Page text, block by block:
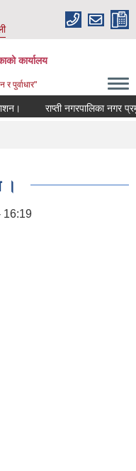
कार्यालय
र पुर्वाधार"
राप्ती नगरपालिका नगर
।
16:19